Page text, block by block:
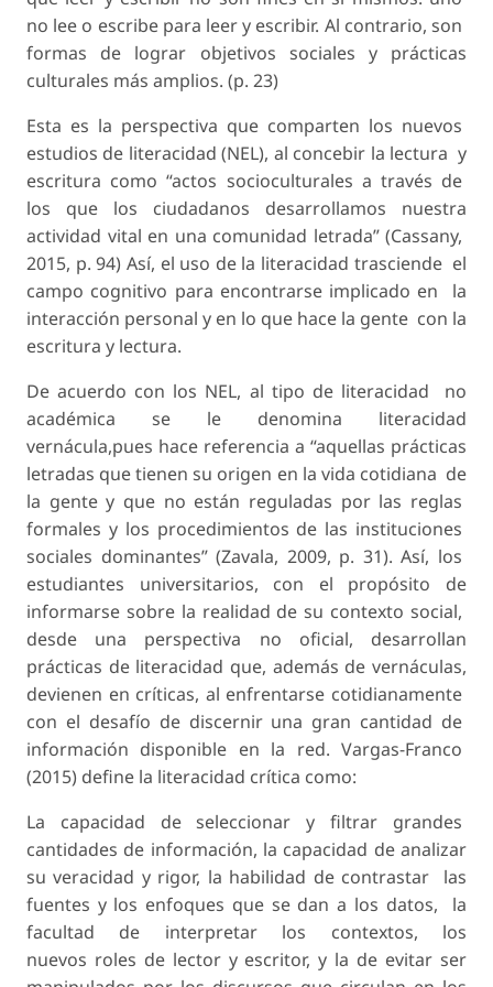
no lee o escribe para leer y escribir. Al contrario, son
formas de lograr objetivos sociales y prácticas
culturales más amplios. (p. 23)
Esta es la perspectiva que comparten los nuevos
estudios de literacidad (NEL), al concebir la lectura y
escritura como “actos socioculturales a través de
los que los ciudadanos desarrollamos nuestra
actividad vital en una comunidad letrada” (Cassany,
2015, p. 94) Así, el uso de la literacidad trasciende el
campo cognitivo para encontrarse implicado en la
interacción personal y en lo que hace la gente con la
escritura y lectura.
De acuerdo con los NEL, al tipo de literacidad no
académica se le denomina literacidad
vernácula,pues hace referencia a “aquellas prácticas
letradas que tienen su origen en la vida cotidiana de
la gente y que no están reguladas por las reglas
formales y los procedimientos de las instituciones
sociales dominantes” (Zavala, 2009, p. 31). Así, los
estudiantes universitarios, con el propósito de
informarse sobre la realidad de su contexto social,
desde una perspectiva no oficial, desarrollan
prácticas de literacidad que, además de vernáculas,
devienen en críticas, al enfrentarse cotidianamente
con el desafío de discernir una gran cantidad de
información disponible en la red. Vargas-Franco
(2015) define la literacidad crítica como:
La capacidad de seleccionar y filtrar grandes
cantidades de información, la capacidad de analizar
su veracidad y rigor, la habilidad de contrastar las
fuentes y los enfoques que se dan a los datos, la
facultad de interpretar los contextos, los
nuevos roles de lector y escritor, y la de evitar ser